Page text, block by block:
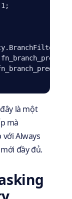
là một
mà
Always
đầy đủ.